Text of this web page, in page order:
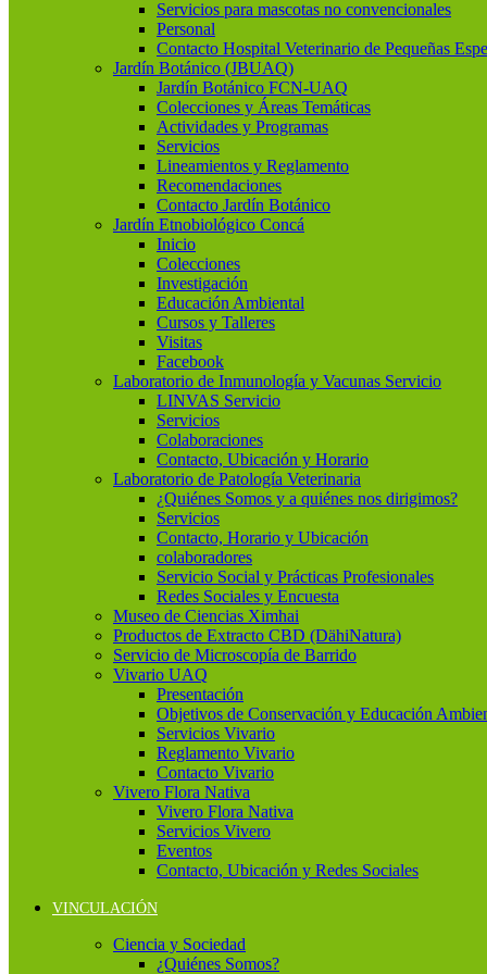
Servicios para mascotas no convencionales
Personal
Contacto Hospital Veterinario de Pequeñas
Jardín Botánico (JBUAQ)
Jardín Botánico FCN-UAQ
Colecciones y Áreas Temáticas
Actividades y Programas
Servicios
Lineamientos y Reglamento
Recomendaciones
Contacto Jardín Botánico
Jardín Etnobiológico Concá
Inicio
Colecciones
Investigación
Educación Ambiental
Cursos y Talleres
Visitas
Facebook
Laboratorio de Inmunología y Vacunas Servicio
LINVAS Servicio
Servicios
Colaboraciones
Contacto, Ubicación y Horario
Laboratorio de Patología Veterinaria
¿Quiénes Somos y a quiénes nos dirigimos?
Servicios
Contacto, Horario y Ubicación
colaboradores
Servicio Social y Prácticas Profesionales
Redes Sociales y Encuesta
Museo de Ciencias Ximhai
Productos de Extracto CBD (DähiNatura)
Servicio de Microscopía de Barrido
Vivario UAQ
Presentación
Objetivos de Conservación y Educación
Servicios Vivario
Reglamento Vivario
Contacto Vivario
Vivero Flora Nativa
Vivero Flora Nativa
Servicios Vivero
Eventos
Contacto, Ubicación y Redes Sociales
VINCULACIÓN
Ciencia y Sociedad
¿Quiénes Somos?